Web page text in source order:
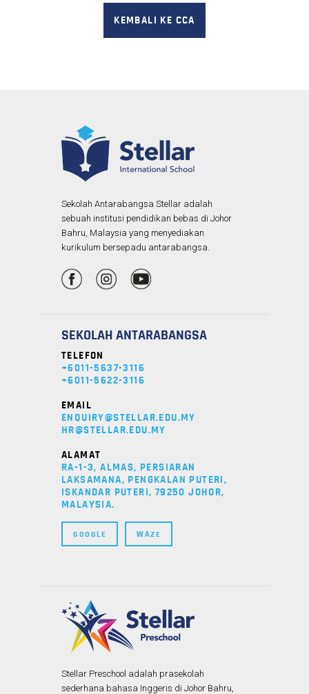
KEMBALI KE CCA
Sekolah Antarabangsa Stellar adalah
sebuah institusi pendidikan bebas di Johor
Bahru, Malaysia yang menyediakan
kurikulum bersepadu antarabangsa.
SEKOLAH ANTARABANGSA
TELEFON
+6011-5637-3116
+6011-5622-3116
EMAIL
ENQUIRY@STELLAR.EDU.MY
HR@STELLAR.EDU.MY
ALAMAT
RA-1-3, ALMAS, PERSIARAN
LAKSAMANA, PENGKALAN PUTERI,
ISKANDAR PUTERI, 79250 JOHOR,
MALAYSIA.
GOOGLE WAZE
Stellar Preschool adalah prasekolah
sederhana bahasa Inggeris di Johor Bahru,